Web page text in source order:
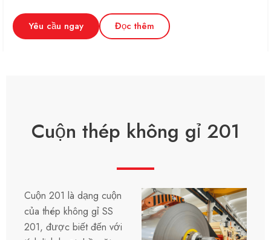
Yêu cầu ngay Đọc thêm
Cuộn thép không gỉ 201
Cuộn 201 là dạng cuộn
của thép không gỉ SS
201, được biết đến với